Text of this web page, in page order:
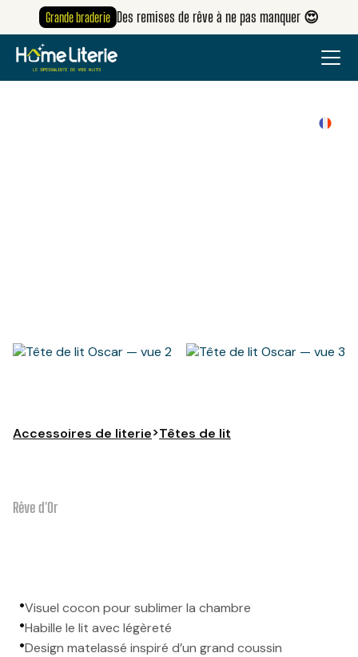
Grande braderie Des remises de rêve à ne pas manquer 😍
Accessoires de literie>Têtes de lit
Rêve d'Or
•Visuel cocon pour sublimer la chambre
•Habille le lit avec légèreté
•Design matelassé inspiré d’un grand coussin